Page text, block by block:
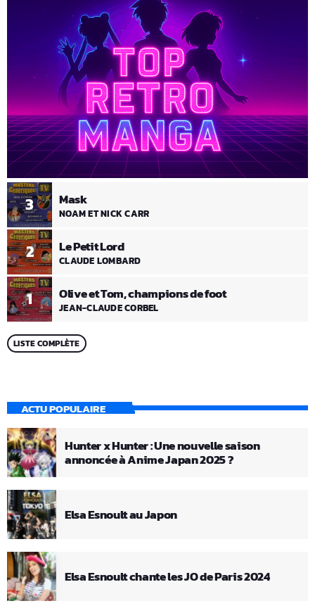
1 Olive et Tom, champions de foot
JEAN-CLAUDE CORBEL
2 Le Petit Lord
CLAUDE LOMBARD
3 Mask
NOAM ET NICK CARR
LISTE COMPLÈTE
ACTU POPULAIRE
Hunter x Hunter : Une nouvelle saison
annoncée à Anime Japan 2025 ?
Elsa Esnoult au Japon
Elsa Esnoult chante les JO de Paris 2024